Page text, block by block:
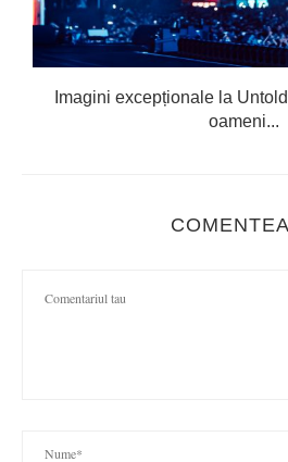
Imagini excepționale la
oameni...